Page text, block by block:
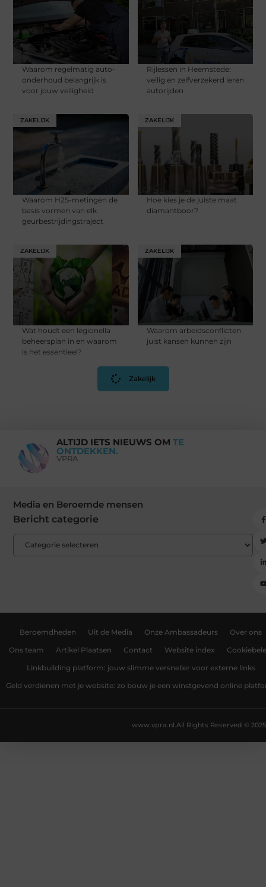
Waarom regelmatig auto-
onderhoud belangrijk is
voor jouw veiligheid
Rijlessen in Heemstede:
veilig en zelfverzekerd leren
autorijden
ZAKELIJK
Waarom H2S-metingen de
basis vormen van elk
geurbestrijdingstraject
ZAKELIJK
Hoe kies je de juiste maat
diamantboor?
ZAKELIJK
Wat houdt een legionella
beheersplan in en waarom
is het essentieel?
ZAKELIJK
Waarom arbeidsconflicten
juist kansen kunnen zijn
Zakelijk
ALTIJD IETS NIEUWS OM TE
ONTDEKKEN.
VPRA
Media en Beroemde mensen
Bericht categorie
Beroemdheden Uit de Media Onze Ambassadeurs Over ons
Ons team Artikel Plaatsen Contact Website index
Linkbuilding platform: jouw slimme versneller voor externe links
Geld verdienen met je website: zo bouw je een winstgevend online
All Rights Reserved © 2025
www.vpra.nl.